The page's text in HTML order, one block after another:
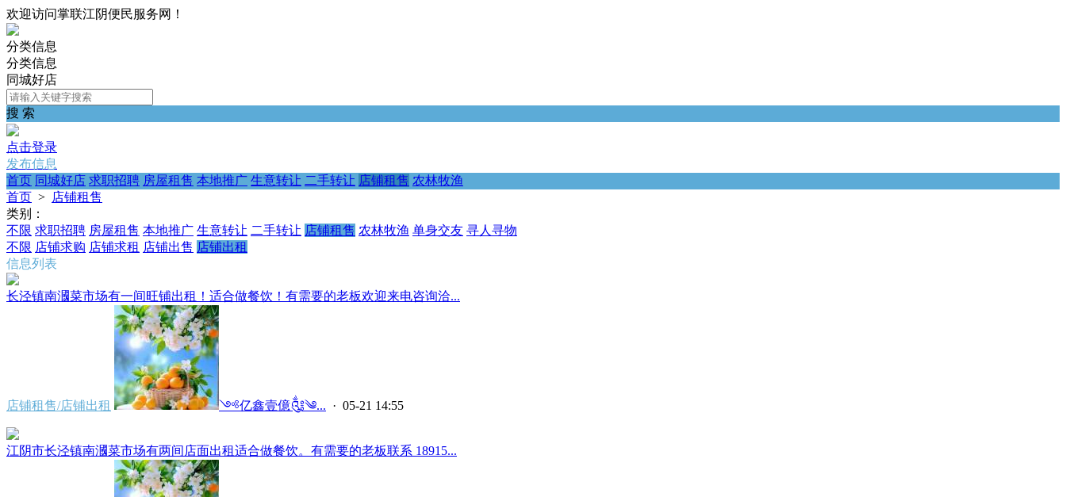
欢迎访问掌联江阴便民服务网！
分类信息
分类信息
同城好店
搜 索
点击登录
发布信息
首页 同城好店 求职招聘 房屋租售 本地推广 生意转让 二手转让 店铺租售 农林牧渔
首页 > 店铺租售
类别：
不限 求职招聘 房屋租售 本地推广 生意转让 二手转让 店铺租售 农林牧渔 单身交友 寻人寻物
不限 店铺求购 店铺求租 店铺出售 店铺出租
信息列表
长泾镇南漍菜市场有一间旺铺出租！适合做餐饮！有需要的老板欢迎来电咨询洽...
店铺租售/店铺出租 ༺亿鑫壹億༃༄... · 05-21 14:55
江阴市长泾镇南漍菜市场有两间店面出租适合做餐饮。有需要的老板联系 18915...